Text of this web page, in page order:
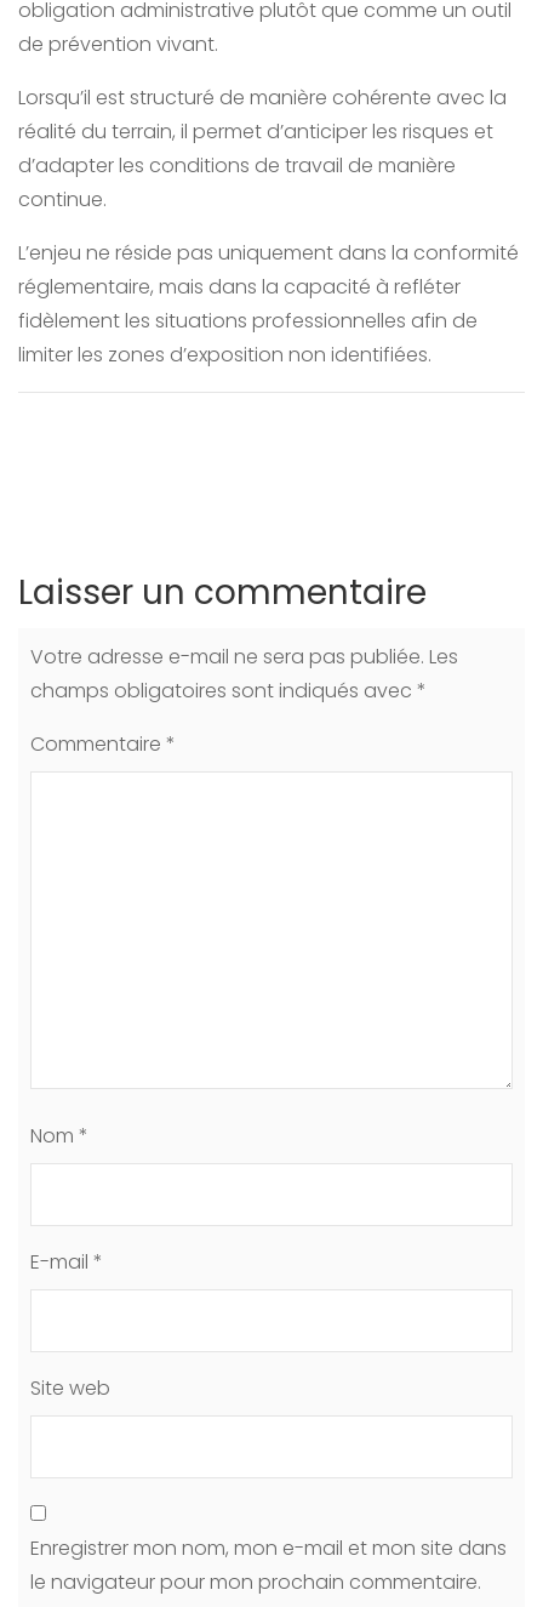
obligation administrative plutôt que comme un outil
de prévention vivant.
Lorsqu’il est structuré de manière cohérente avec la
réalité du terrain, il permet d’anticiper les risques et
d’adapter les conditions de travail de manière
continue.
L’enjeu ne réside pas uniquement dans la conformité
réglementaire, mais dans la capacité à refléter
fidèlement les situations professionnelles afin de
limiter les zones d’exposition non identifiées.
Laisser un commentaire
Votre adresse e-mail ne sera pas publiée. Les
champs obligatoires sont indiqués avec *
Commentaire *
Nom *
E-mail *
Site web
Enregistrer mon nom, mon e-mail et mon site dans
le navigateur pour mon prochain commentaire.